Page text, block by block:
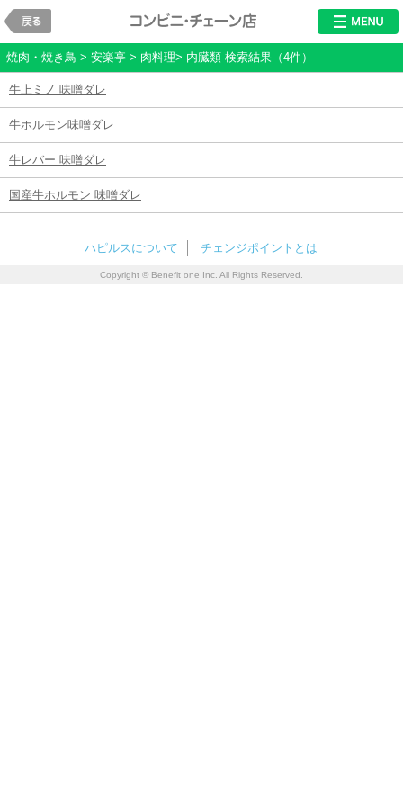
レストラン・チ
焼肉・焼き鳥 > 安楽亭 > 肉料理> 内臓類 検索結果（4件）
牛上ミノ 味噌ダレ
牛ホルモン味噌ダレ
牛レバー 味噌ダレ
国産牛ホルモン 味噌ダレ
ハピルスについて チェンジポイントとは
Copyright © Benefit one Inc. All Rights Reserved.